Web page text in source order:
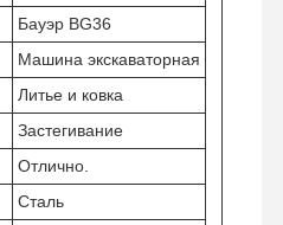
Контроль
Качества
Бауэр BG36
Машина экскаваторная
Литье и ковка
Застегивание
Отлично.
Сталь